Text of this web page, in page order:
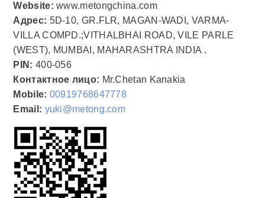
Website: www.metongchina.com
Адрес: 5D-10, GR.FLR, MAGAN-WADI, VARMA-
VILLA COMPD.;VITHALBHAI ROAD, VILE PARLE
(WEST), MUMBAI, MAHARASHTRA INDIA .
PIN: 400-056
Контактное лицо: Mr.Chetan Kanakia
Mobile: 00919768647778
Email: yuki@metong.com